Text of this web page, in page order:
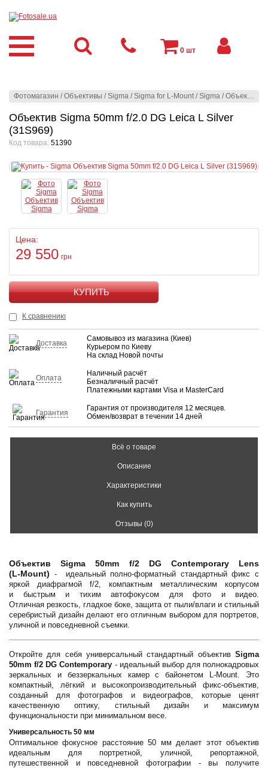
Фотомагазин /Объективы /Sigma /Sigma for L-Mount /Sigma /Объектив Sigma 50mm f/2.0 DG Leica L Silver (31S969)
Объектив Sigma 50mm f/2.0 DG Leica L Silver
(31S969)
Код товара: 51390
Цена:
29 550 грн
КУПИТЬ
К сравнению
Доставка
Самовывоз из магазина (Киев)
Курьером по Киеву
На склад Новой почты
Оплата
Наличный расчёт
Безналичный расчёт
Платежными картами Visa и MasterCard
Гарантия
Гарантия от производителя 12 месяцев.
Обмен/возврат в течении 14 дней
Всё о товаре
Описание
Характеристики
Как купить
Отзывы (0)
Объектив Sigma 50mm f/2 DG Contemporary Lens
(L‑Mount) - идеальный полно-форматный стандартный фикс с
яркой диафрагмой f/2, компактным металлическим корпусом
и быстрым и тихим автофокусом для фото и видео.
Отличная резкость, гладкое боке, защита от пыли/влаги и стильный
серебристый дизайн делают его отличным выбором для портретов,
уличной и повседневной съемки.
Откройте для себя универсальный стандартный объектив Sigma
50mm f/2 DG Contemporary - идеальный выбор для полнокадровых
зеркальных и беззеркальных камер с байонетом L-Mount. Это
компактный, лёгкий и высокопроизводительный фикс-объектив,
созданный для фотографов и видеографов, которые ценят
качественную оптику, стильный дизайн и максимум
функциональности при минимальном весе.
Универсальность 50 мм
Оптимальное фокусное расстояние 50 мм делает этот объектив
идеальным для портретной, уличной, репортажной,
путешественной и повседневной фотографии - вы получите
0 шт